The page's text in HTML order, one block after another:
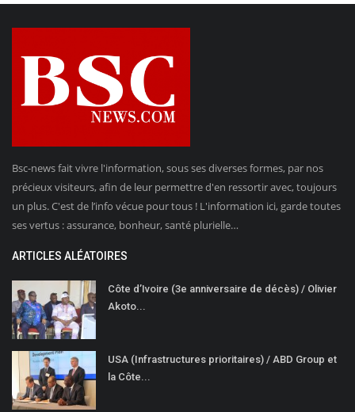
Bsc-news fait vivre l'information, sous ses diverses formes, par nos
précieux visiteurs, afin de leur permettre d'en ressortir avec, toujours
un plus. C'est de l’info vécue pour tous ! L'information ici, garde toutes
ses vertus : assurance, bonheur, santé plurielle…
ARTICLES ALÉATOIRES
Côte d’Ivoire (3e anniversaire de décès) / Olivier
Akoto...
USA (Infrastructures prioritaires) / ABD Group et
la Côte...